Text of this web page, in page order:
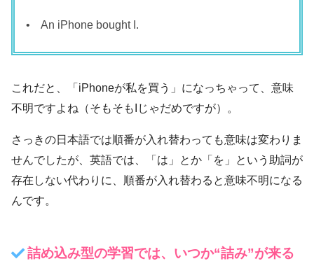
• An iPhone bought I.
これだと、「iPhoneが私を買う」になっちゃって、意味
不明ですよね（そもそもIじゃだめですが）。
さっきの日本語では順番が入れ替わっても意味は変わりま
せんでしたが、英語では、「は」とか「を」という助詞が
存在しない代わりに、順番が入れ替わると意味不明になる
んです。
詰め込み型の学習では、いつか“詰み”が来る